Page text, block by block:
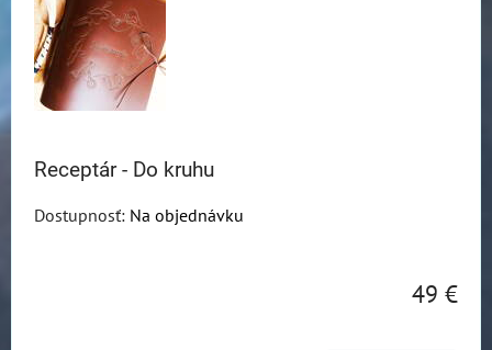
Receptár - Do kruhu
Dostupnosť: Na objednávku
49 €